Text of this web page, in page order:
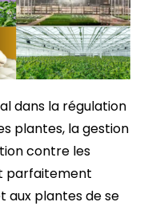
dans la régulation
plantes, la gestion
contre les
parfaitement
aux plantes de se